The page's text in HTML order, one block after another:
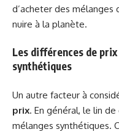
d’acheter des
nuire à la planète.
Les différences de
synthétiques
Un autre facteur à
prix. En général, le lin
mélanges synthétiques.